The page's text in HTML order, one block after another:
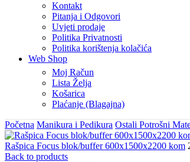
Kontakt
Pitanja i Odgovori
Uvjeti prodaje
Politika Privatnosti
Politika korištenja kolačića
Web Shop
Moj Račun
Lista Želja
Košarica
Plaćanje (Blagajna)
Početna Manikura i Pedikura Ostali Potrošni
Rašpica Focus blok/buffer 600x1500x2200 kom
Back to products